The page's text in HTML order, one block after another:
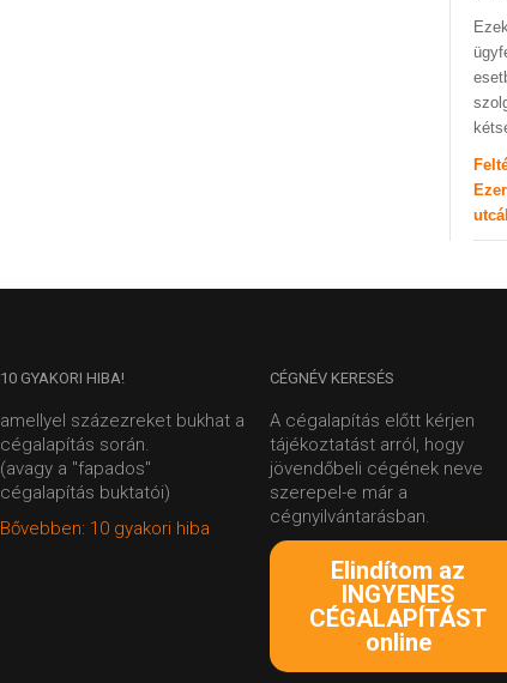
10 GYAKORI HIBA!
amellyel százezreket bukhat a
cégalapítás során.
(avagy a "fapados"
cégalapítás buktatói)
Bővebben: 10 gyakori hiba
CÉGNÉV KERESÉS
A cégalapítás előtt kérjen
tájékoztatást arról, hogy
jövendőbeli cégének neve
szerepel-e már a
cégnyilvántarásban.
Elindítom az
INGYENES
CÉGALAPÍTÁST
online